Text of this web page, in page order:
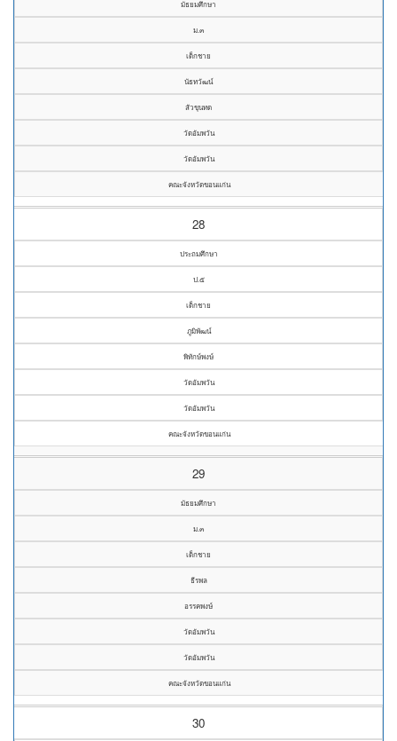
มัธยมศึกษา
ม.๓
เด็กชาย
นัธทวัฒน์
สัวขุนทด
วัดอัมพวัน
วัดอัมพวัน
คณะจังหวัดขอนแก่น
28
ประถมศึกษา
ป.๕
เด็กชาย
ภูมิพัฒน์
พิทักษ์พงษ์
วัดอัมพวัน
วัดอัมพวัน
คณะจังหวัดขอนแก่น
29
มัธยมศึกษา
ม.๓
เด็กชาย
ธีรพล
อรรคพงษ์
วัดอัมพวัน
วัดอัมพวัน
คณะจังหวัดขอนแก่น
30